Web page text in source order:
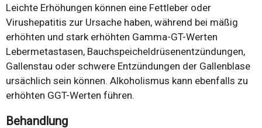
Leichte Erhöhungen können eine Fettleber oder
Virushepatitis zur Ursache haben, während bei mäßig
erhöhten und stark erhöhten Gamma-GT-Werten
Lebermetastasen, Bauchspeicheldrüsenentzündungen,
Gallenstau oder schwere Entzündungen der Gallenblase
ursächlich sein können. Alkoholismus kann ebenfalls zu
erhöhten GGT-Werten führen.
Behandlung